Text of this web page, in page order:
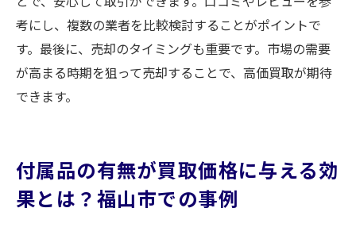
考にし、複数の業者を比較検討することがポイントで
す。最後に、売却のタイミングも重要です。市場の需要
が高まる時期を狙って売却することで、高価買取が期待
できます。
付属品の有無が買取価格に与える効
果とは？福山市での事例